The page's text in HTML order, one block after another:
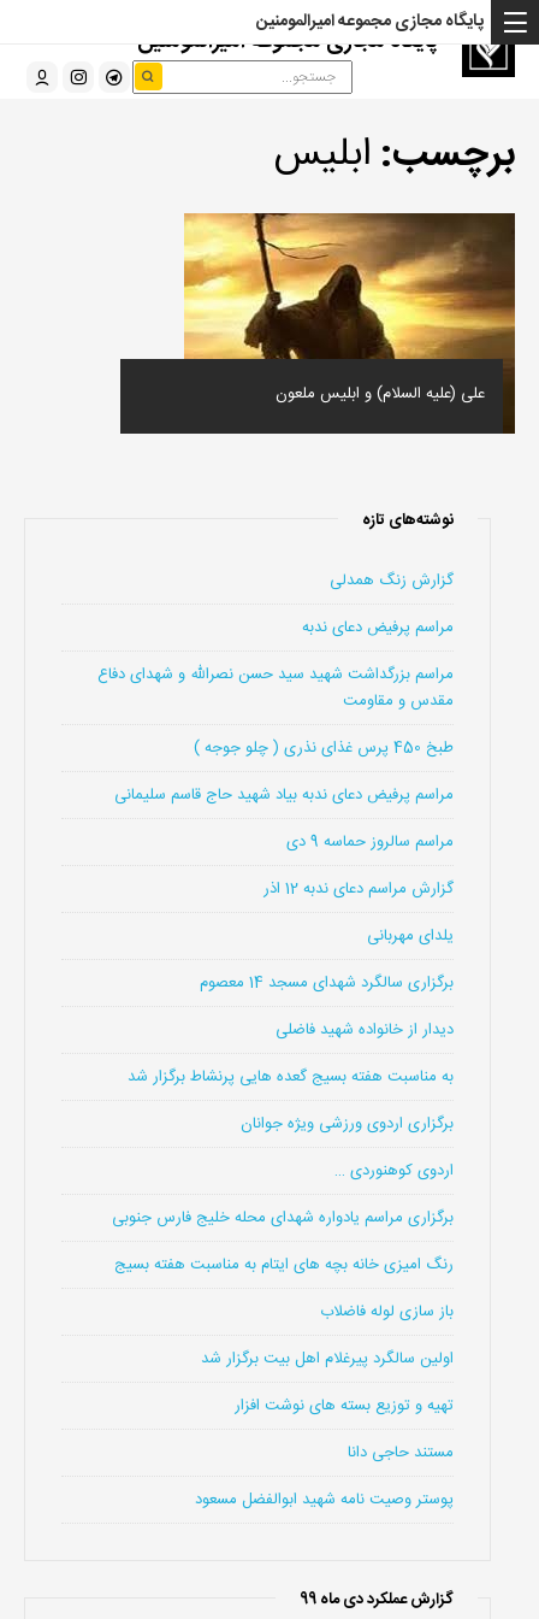
پایگاه مجازی مجموعه امیرالمومنین
پایگاه مجازی مجموعه امیرالمومنین
برچسب: ابلیس
علی (علیه السلام) و ابلیس ملعون
نوشته‌های تازه
گزارش زنگ همدلی
مراسم پرفیض دعای ندبه
مراسم بزرگداشت شهید سید حسن نصرالله و شهدای دفاع
مقدس و مقاومت
طبخ 450 پرس غذای نذری ( چلو جوجه )
مراسم پرفیض دعای ندبه بیاد شهید حاج قاسم سلیمانی
مراسم سالروز حماسه 9 دی
گزارش مراسم دعای ندبه 12 اذر
یلدای مهربانی
برگزاری سالگرد شهدای مسجد 14 معصوم
دیدار از خانواده شهید فاضلی
به مناسبت هفته بسیج گعده هایی پرنشاط برگزار شد
برگزاری اردوی ورزشی ویژه جوانان
اردوی کوهنوردی …
برگزاری مراسم یادواره شهدای محله خلیج فارس جنوبی
رنگ امیزی خانه بچه های ایتام به مناسبت هفته بسیج
باز سازی لوله فاضلاب
اولین سالگرد پیرغلام اهل بیت برگزار شد
تهیه و توزیع بسته های نوشت افزار
مستند حاجی دانا
پوستر وصیت نامه شهید ابوالفضل مسعود
گزارش عملکرد دی ماه 99